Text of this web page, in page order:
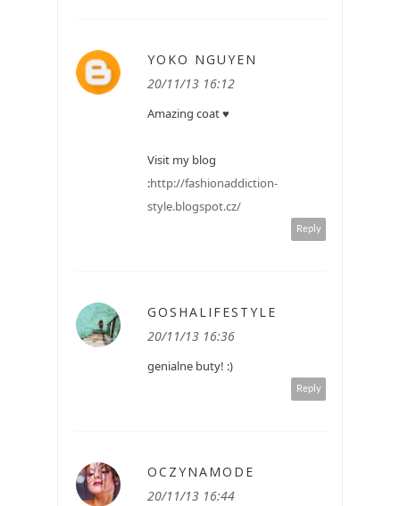
YOKO NGUYEN
20/11/13 16:12
Amazing coat ♥
Visit my blog
:http://fashionaddiction-
style.blogspot.cz/
Reply
GOSHALIFESTYLE
20/11/13 16:36
genialne buty! :)
Reply
OCZYNAMODE
20/11/13 16:44